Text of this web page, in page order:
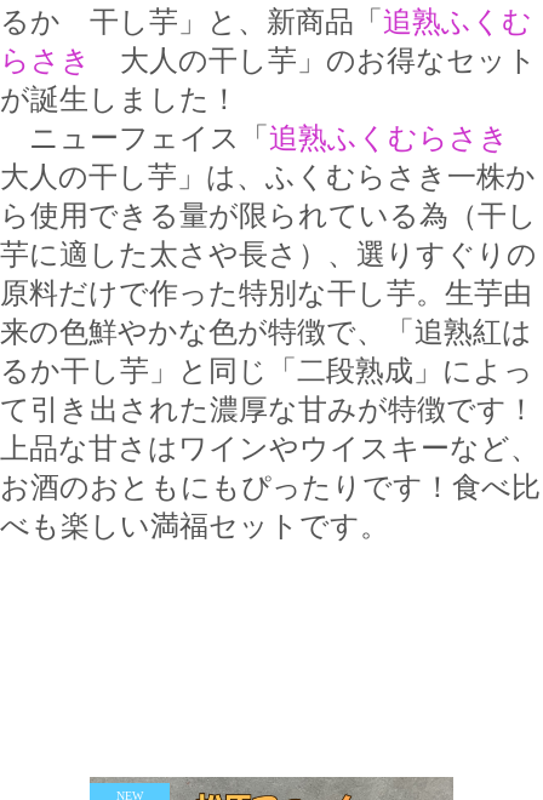
るか 干し芋」と、新商品「 追熟ふくむ
らさき
大人の干し芋」のお得なセット
が誕生しました！
ニューフェイス「 追熟ふくむらさき
大人の干し芋」は、ふくむらさき一株か
ら使用できる量が限られている為（干し
芋に適した太さや長さ）、選りすぐりの
原料だけで作った特別な干し芋。生芋由
来の色鮮やかな色が特徴で、「追熟紅は
るか干し芋」と同じ「二段熟成」によっ
て引き出された濃厚な甘みが特徴です！
上品な甘さはワインやウイスキーなど、
お酒のおともにもぴったりです！食べ比
べも楽しい満福セットです。